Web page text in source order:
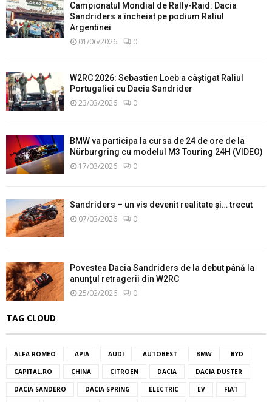
Campionatul Mondial de Rally-Raid: Dacia
Sandriders a încheiat pe podium Raliul
Argentinei
01/06/2026 0
W2RC 2026: Sebastien Loeb a câștigat Raliul
Portugaliei cu Dacia Sandrider
23/03/2026 0
BMW va participa la cursa de 24 de ore de la
Nürburgring cu modelul M3 Touring 24H (VIDEO)
17/03/2026 0
Sandriders – un vis devenit realitate și… trecut
07/03/2026 0
Povestea Dacia Sandriders de la debut până la
anunțul retragerii din W2RC
25/02/2026 0
TAG CLOUD
ALFA ROMEO APIA AUDI AUTOBEST BMW BYD
CAPITAL.RO CHINA CITROEN DACIA DACIA DUSTER
DACIA SANDERO DACIA SPRING ELECTRIC EV FIAT